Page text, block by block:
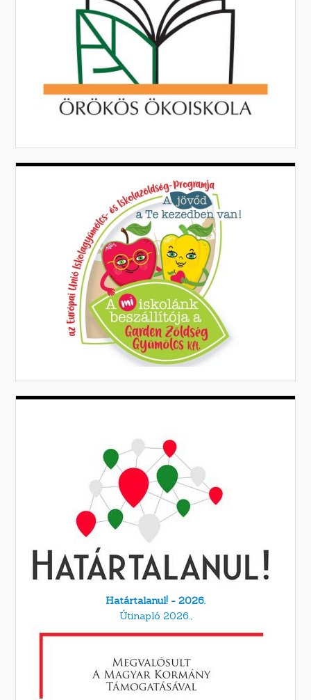
Határtalanul! - 2026.
Útinapló 2026.,